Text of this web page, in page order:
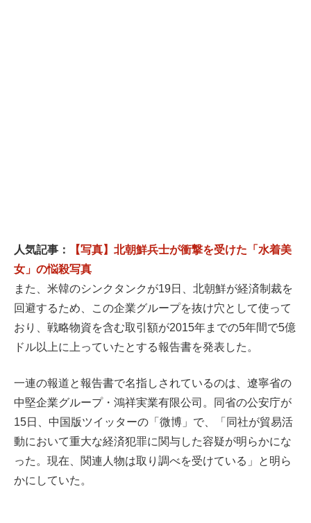
人気記事：
【写真】北朝鮮兵士が衝撃を受けた「水着美
女」の悩殺写真
また、米韓のシンクタンクが19日、北朝鮮が経済制裁を
回避するため、この企業グループを抜け穴として使って
おり、戦略物資を含む取引額が2015年までの5年間で5億
ドル以上に上っていたとする報告書を発表した。
一連の報道と報告書で名指しされているのは、遼寧省の
中堅企業グループ・鴻祥実業有限公司。同省の公安庁が
15日、中国版ツイッターの「微博」で、「同社が貿易活
動において重大な経済犯罪に関与した容疑が明らかにな
った。現在、関連人物は取り調べを受けている」と明ら
かにしていた。